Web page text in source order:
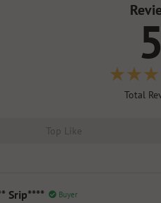
5
Total
Top Like
Phak**** Srip**** Buyer